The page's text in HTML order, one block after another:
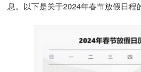
息。以下是关于2024年春节放假日程